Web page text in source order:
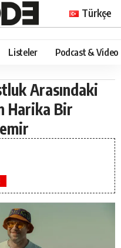
Türkçe
Listeler Podcast & Video
Arasındaki
Harika Bir